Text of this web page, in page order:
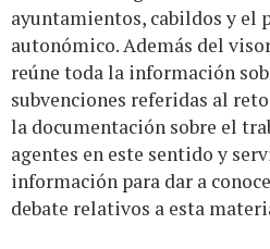
ayuntamientos, cabildos y el
autonómico. Además del
reúne toda la información
subvenciones referidas al
la documentación sobre el
agentes en este sentido y
información para dar a
debate relativos a esta